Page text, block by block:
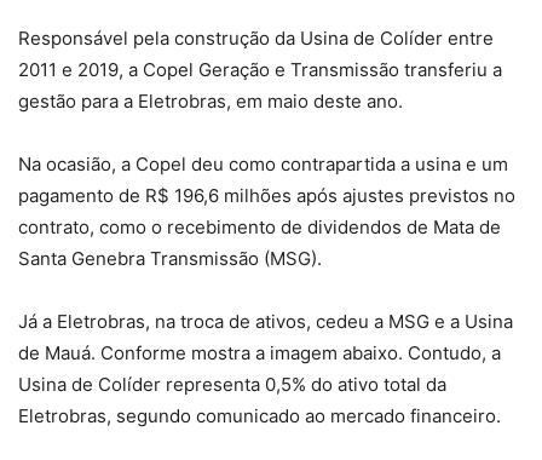
Responsável pela construção da Usina de Colíder entre
2011 e 2019, a Copel Geração e Transmissão transferiu a
gestão para a Eletrobras, em maio deste ano.
Na ocasião, a Copel deu como contrapartida a usina e um
pagamento de R$ 196,6 milhões após ajustes previstos no
contrato, como o recebimento de dividendos de Mata de
Santa Genebra Transmissão (MSG).
Já a Eletrobras, na troca de ativos, cedeu a MSG e a Usina
de Mauá. Conforme mostra a imagem abaixo. Contudo, a
Usina de Colíder representa 0,5% do ativo total da
Eletrobras, segundo comunicado ao mercado financeiro.